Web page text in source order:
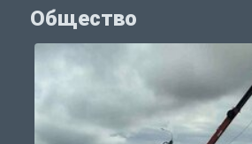
Общество